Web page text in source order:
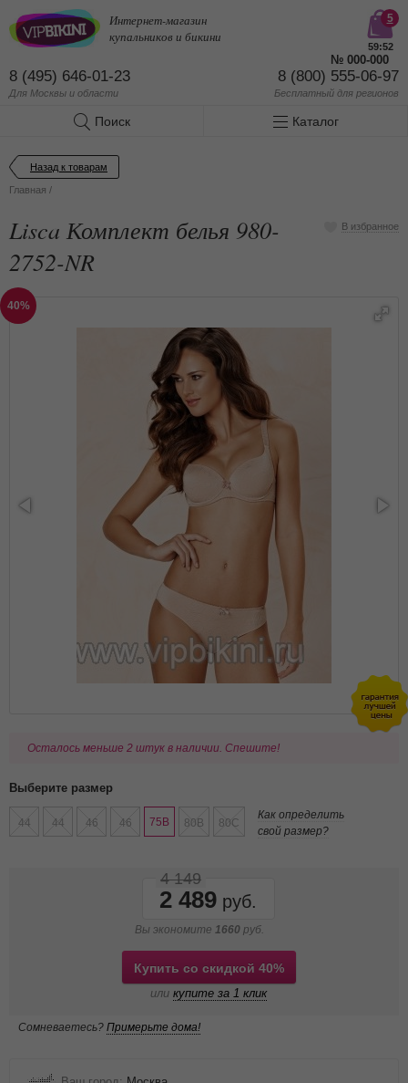
Интернет-магазин
купальников и бикини
8 (495) 646-01-23
Для Москвы и области
8 (800) 555-06-97
Бесплатный для регионов
5
59:52
№ 000-000
Поиск Каталог
Назад к товарам
Главная /
Lisca Комплект белья 980-
2752-NR
В избранное
40%
Осталось меньше 2 штук в наличии. Спешите!
Выберите размер
44 44 46 46 75B 80B 80C
Как определить
свой размер?
2 489
4 149
Вы экономите 1660 руб.
Купить со скидкой 40%
или купите за 1 клик
Сомневаетесь? Примерьте дома!